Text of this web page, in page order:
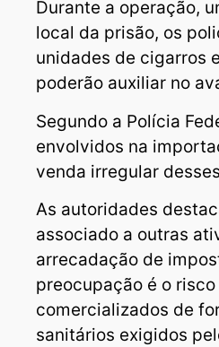
Durante a operação,
local da prisão, os
unidades de cigarros
poderão auxiliar no
Segundo a Polícia
envolvidos na
venda irregular
As autoridades
associado a outras
arrecadação de
preocupação é o
comercializados de
sanitários exigidos